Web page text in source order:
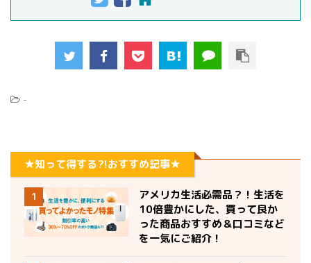
-
★知って得する?!おすすめ記事★
1
アメリカ生活必需品？！生活を
10倍豊かにした、買って良か
った商品おすすめ＆口コミなど
を一気にご紹介！